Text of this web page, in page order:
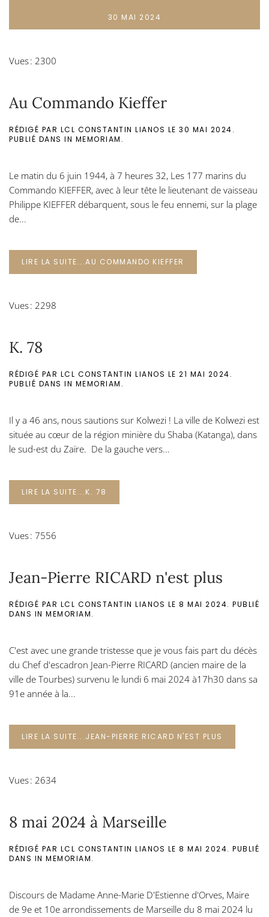
30 MAI 2024
Vues : 2300
Au Commando Kieffer
RÉDIGÉ PAR LCL CONSTANTIN LIANOS LE 30 MAI 2024.
PUBLIÉ DANS IN MEMORIAM .
Le matin du 6 juin 1944, à 7 heures 32, Les 177 marins du
Commando KIEFFER, avec à leur tête le lieutenant de vaisseau
Philippe KIEFFER débarquent, sous le feu ennemi, sur la plage
de...
LIRE LA SUITE...AU COMMANDO KIEFFER
Vues : 2298
K. 78
RÉDIGÉ PAR LCL CONSTANTIN LIANOS LE 21 MAI 2024.
PUBLIÉ DANS IN MEMORIAM .
Il y a 46 ans, nous sautions sur Kolwezi ! La ville de Kolwezi est
située au cœur de la région minière du Shaba (Katanga), dans
le sud-est du Zaïre. De la gauche vers...
LIRE LA SUITE...K. 78
Vues : 7556
Jean-Pierre RICARD n'est plus
RÉDIGÉ PAR LCL CONSTANTIN LIANOS LE 8 MAI 2024. PUBLIÉ
DANS IN MEMORIAM.
C'est avec une grande tristesse que je vous fais part du décès
du Chef d'escadron Jean-Pierre RICARD (ancien maire de la
ville de Tourbes) survenu le lundi 6 mai 2024 à17h30 dans sa
91e année à la...
LIRE LA SUITE...JEAN-PIERRE RICARD N'EST PLUS
Vues : 2634
8 mai 2024 à Marseille
RÉDIGÉ PAR LCL CONSTANTIN LIANOS LE 8 MAI 2024. PUBLIÉ
DANS IN MEMORIAM.
Discours de Madame Anne-Marie D'Estienne d'Orves, Maire
de 9e et 10e arrondissements de Marseille du 8 mai 2024 lu